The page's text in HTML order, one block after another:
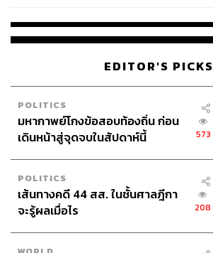
EDITOR'S PICKS
POLITICS
มหากาพย์โกงข้อสอบท้องถิ่น ก่อน
เดินหน้าสู่จุดจบในสัปดาห์นี้
573
POLITICS
เส้นทางคดี 44 สส. ในชั้นศาลฎีกา
จะรู้ผลเมื่อไร
208